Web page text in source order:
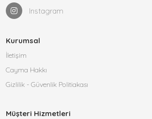
Instagram
Kurumsal
İletişim
Cayma Hakkı
Gizlilik - Güvenlik Politiakası
Müşteri Hizmetleri